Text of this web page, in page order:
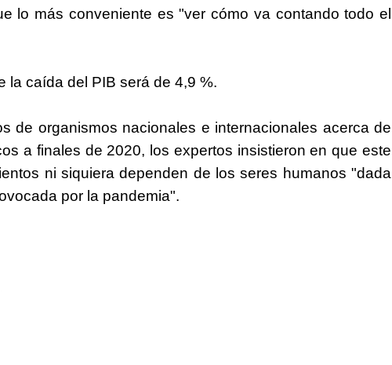
lo más conveniente es "ver cómo va contando todo el
la caída del PIB será de 4,9 %.
de organismos nacionales e internacionales acerca de
a finales de 2020, los expertos insistieron en que este
ni siquiera dependen de los seres humanos "dada
por la pandemia".